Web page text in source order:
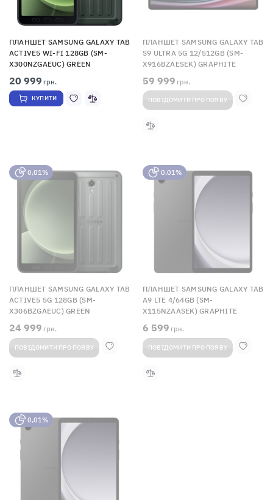
ПЛАНШЕТ SAMSUNG GALAXY TAB
ACTIVE5 WI-FI 128GB (SM-
X300NZGAEUC) GREEN
20 999 грн.
КУПИТИ
ПЛАНШЕТ SAMSUNG GALAXY TAB
S9 ULTRA 5G 12/512GB (SM-
X916BZAESEK) GRAPHITE
59 999 грн.
ПОВІДОМИТИ ПРО ПОЯВУ
0,01%
ПЛАНШЕТ SAMSUNG GALAXY TAB
ACTIVE5 5G 128GB (SM-
X306BZGAEUC) GREEN
24 999 грн.
ПОВІДОМИТИ ПРО ПОЯВУ
0,01%
ПЛАНШЕТ SAMSUNG GALAXY TAB
A9 LTE 4/64GB (SM-
X115NZAASEK) GRAPHITE
6 599 грн.
ПОВІДОМИТИ ПРО ПОЯВУ
0,01%